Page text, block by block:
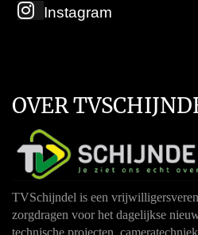
Instagram
OVER
TVSchijndel is een
zorgdragen voor het dagelijkse